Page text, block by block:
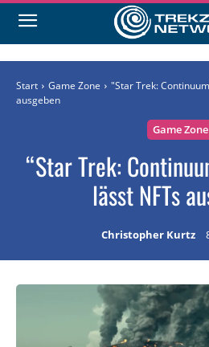
Start Game Zone
"Star Trek:
ausgeben
Game Zone
“Star Trek:
lässt NFTs
Christopher Kurtz